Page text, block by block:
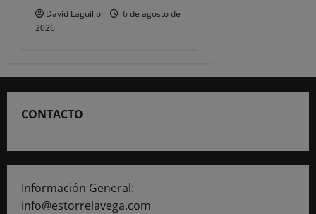
David Laguillo
6 de agosto de
2026
CONTACTO
Información General:
info@estorrelavega.com